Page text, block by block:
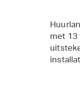
met 13